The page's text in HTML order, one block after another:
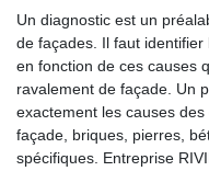
Un diagnostic est un
de façades. Il faut identifier
en fonction de ces causes
ravalement de façade. Un
exactement les causes
façade, briques, pierres,
spécifiques. Entreprise